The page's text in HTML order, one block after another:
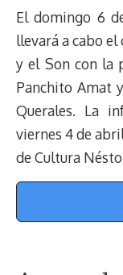
El domingo 6
llevará a cabo
y el Son con la
Panchito Amat
Querales. La
viernes 4 de
de Cultura